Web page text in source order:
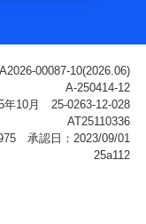
ト利用時の行動に
の行動に関する情
・購入場所・決済
する情報などが含